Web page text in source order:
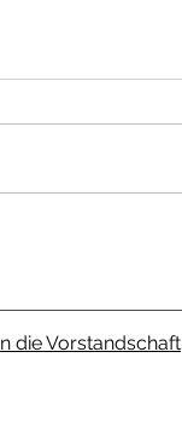
die Vorstandschaft